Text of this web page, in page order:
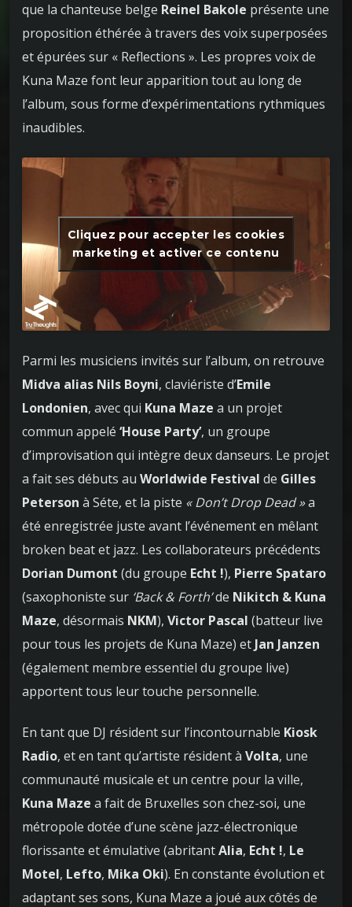
que la chanteuse belge Reinel Bakole présente une
proposition éthérée à travers des voix superposées
et épurées sur « Reflections ». Les propres voix de
Kuna Maze font leur apparition tout au long de
l’album, sous forme d’expérimentations rythmiques
inaudibles.
Cliquez pour accepter les cookies
marketing et activer ce contenu
Parmi les musiciens invités sur l’album, on retrouve
Midva alias Nils Boyni, claviériste d’Emile
Londonien, avec qui Kuna Maze a un projet
commun appelé ‘House Party’, un groupe
d’improvisation qui intègre deux danseurs. Le projet
a fait ses débuts au Worldwide Festival de Gilles
Peterson à Séte, et la piste « Don’t Drop Dead »a
été enregistrée juste avant l’événement en mêlant
broken beat et jazz. Les collaborateurs précédents
Dorian Dumont (du groupe Echt !), Pierre Spataro
(saxophoniste sur ‘Back & Forth’de Nikitch & Kuna
Maze, désormais NKM), Victor Pascal (batteur live
pour tous les projets de Kuna Maze) et Jan Janzen
(également membre essentiel du groupe live)
apportent tous leur touche personnelle.
En tant que DJ résident sur l’incontournable Kiosk
Radio, et en tant qu’artiste résident à Volta, une
communauté musicale et un centre pour la ville,
Kuna Maze a fait de Bruxelles son chez-soi, une
métropole dotée d’une scène jazz-électronique
florissante et émulative (abritantAlia, Echt !, Le
Motel, Lefto, Mika Oki). En constante évolution et
adaptant ses sons, Kuna Maze a joué aux côtés de